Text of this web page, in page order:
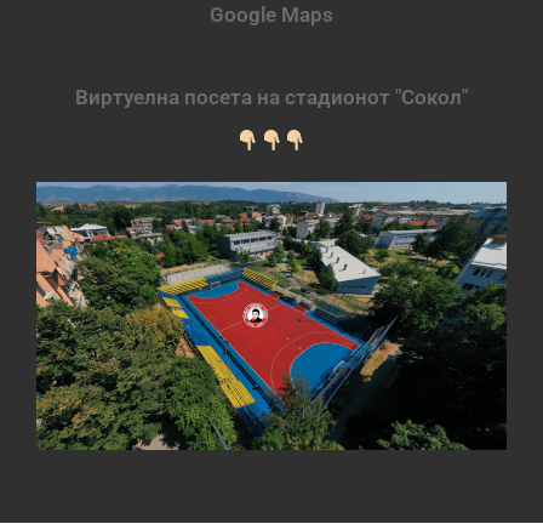
Google Maps
Виртуелна посета на стадионот "Сокол"